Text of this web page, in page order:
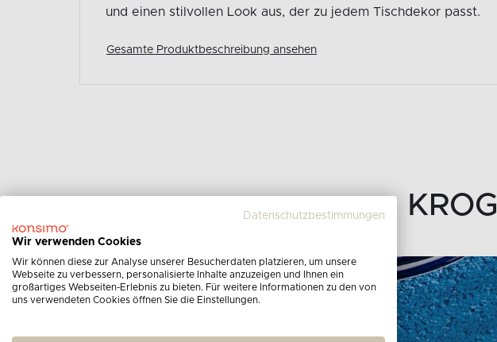
und einen stilvollen Look aus, der zu jedem Tischdekor passt.
Gesamte Produktbeschreibung ansehen
Datenschutzbestimmungen
Wir verwenden Cookies
Wir können diese zur Analyse unserer Besucherdaten platzieren, um unsere
Webseite zu verbessern, personalisierte Inhalte anzuzeigen und Ihnen ein
großartiges Webseiten-Erlebnis zu bieten. Für weitere Informationen zu den von
uns verwendeten Cookies öffnen Sie die Einstellungen.